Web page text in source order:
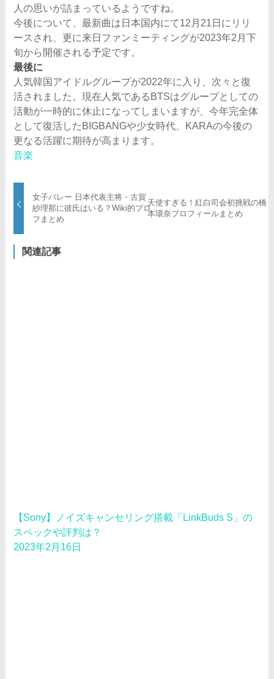
人の思いが詰まっているようですね。
今後について、最新曲は日本国内にて12月21日にリリ
ースされ、更に来日ファンミーティングが2023年2月下
旬から開催される予定です。
最後に
人気韓国アイドルグループが2022年に入り、次々と復
活されました。現在人気であるBTSはグループとしての
活動が一時的に休止になってしまいますが、今年完全体
として復活したBIGBANGや少女時代、KARAの今後の
更なる活躍に期待が高まります。
音楽
女子バレー 日本代表主将・古賀
紗理那に彼氏はいる？Wiki的プロ
フまとめ
天使すぎる！紅白司会初挑戦の橋
本環奈プロフィールまとめ
関連記事
【Sony】ノイズキャンセリング搭載「LinkBuds S」の
スペックや評判は？
2023年2月16日